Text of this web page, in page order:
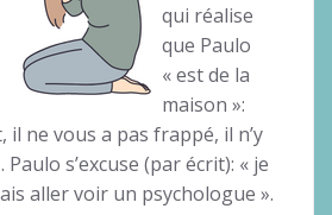
qui réalise
que Paulo
« est de la
maison »:
il ne vous a pas frappé, il n’y
Paulo s’excuse (par écrit): « je
aller voir un psychologue ».